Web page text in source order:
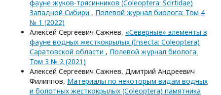
фауне жуков-трясинников (Coleoptera: Scirtidae)
Западной Сибири , Полевой журнал биолога: Том 4
№ 1 (2022)
Алексей Сергеевич Сажнев, «Северные» элементы в
фауне водных жесткокрылых (Insecta: Coleoptera)
Саратовской области , Полевой журнал биолога:
Том 3 № 2 (2021)
Алексей Сергеевич Сажнев, Дмитрий Андреевич
Филиппов, Материалы по некоторым видам водных
и болотных жесткокрылых (Coleoptera) памятника